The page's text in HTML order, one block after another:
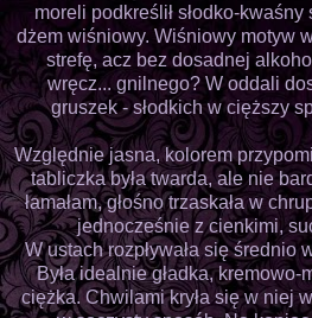
moreli podkreślił słodko-
dżem wiśniowy. Wiśniowy motyw
strefę, acz bez dosadnej
wręcz... gnilnego? W oddali
gruszek - słodkich w cięższy
Względnie jasna, kolorem
tabliczka była twarda, ale nie
łamałam, głośno trzaskała w
jednocześnie z cienkimi,
W ustach rozpływała się średnio
Była idealnie gładka, kremowo-
ciężka. Chwilami kryła się w niej